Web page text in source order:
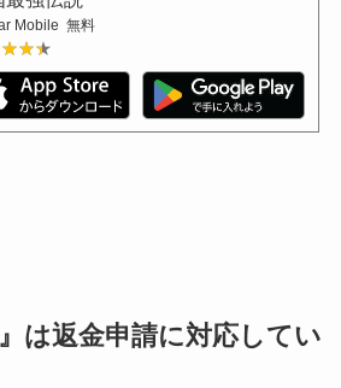
Mobile 無料
は返金申請に対応してい